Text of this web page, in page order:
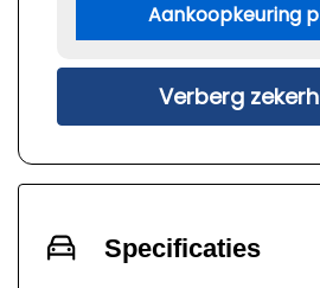
Aankoopkeuring
Verberg
Specificaties